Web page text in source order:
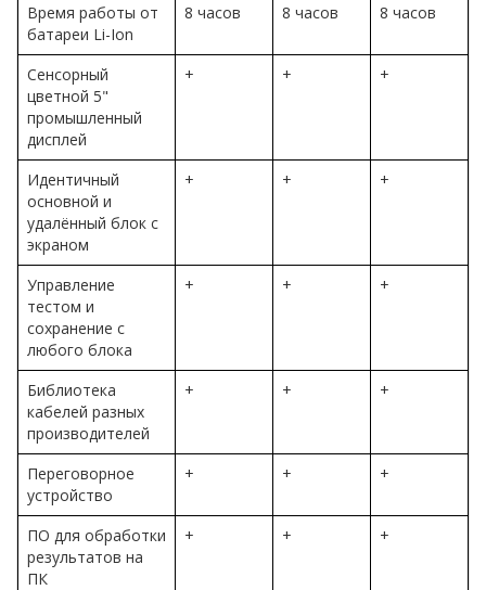
Время работы от
батареи Li-Ion
8 часов 8 часов 8 часов
Сенсорный
цветной 5"
промышленный
дисплей
+ + +
Идентичный
основной и
удалённый блок с
экраном
+ + +
Управление
тестом и
сохранение с
любого блока
+ + +
Библиотека
кабелей разных
производителей
+ + +
Переговорное
устройство
+ + +
ПО для обработки
результатов на
ПК
+ + +